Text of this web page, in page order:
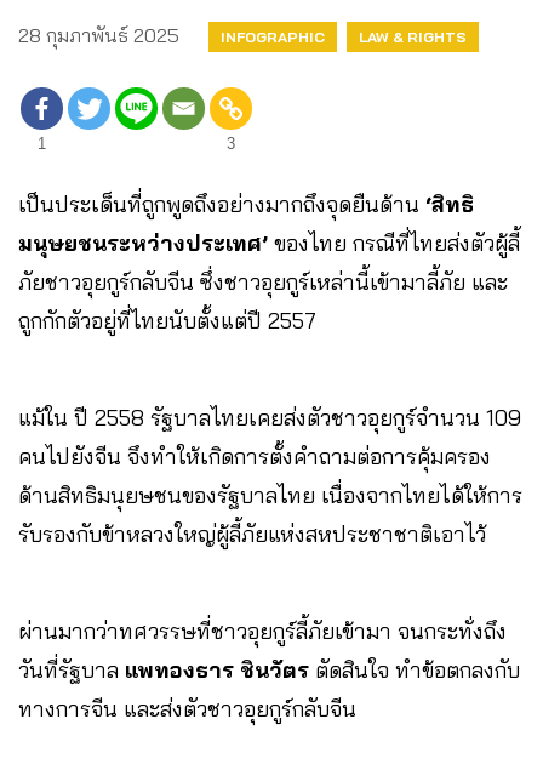
28 กุมภาพันธ์ 2025 INFOGRAPHIC LAW & RIGHTS
1 3
เป็นประเด็นที่ถูกพูดถึงอย่างมากถึงจุดยืนด้าน ‘สิทธิ
มนุษยชนระหว่างประเทศ’ ของไทย กรณีที่ไทยส่งตัวผู้ลี้
ภัยชาวอุยกูร์กลับจีน ซึ่งชาวอุยกูร์เหล่านี้เข้ามาลี้ภัย และ
ถูกกักตัวอยู่ที่ไทยนับตั้งแต่ปี 2557
แม้ใน ปี 2558 รัฐบาลไทยเคยส่งตัวชาวอุยกูร์จำนวน 109
คนไปยังจีน จึงทำให้เกิดการตั้งคำถามต่อการคุ้มครอง
ด้านสิทธิมนุยษชนของรัฐบาลไทย เนื่องจากไทยได้ให้การ
รับรองกับข้าหลวงใหญ่ผู้ลี้ภัยแห่งสหประชาชาติเอาไว้
ผ่านมากว่าทศวรรษที่ชาวอุยกูร์ลี้ภัยเข้ามา จนกระทั่งถึง
วันที่รัฐบาล แพทองธาร ชินวัตร ตัดสินใจ ทำข้อตกลงกับ
ทางการจีน และส่งตัวชาวอุยกูร์กลับจีน